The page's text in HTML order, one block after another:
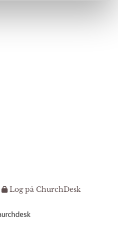
Log på ChurchDesk